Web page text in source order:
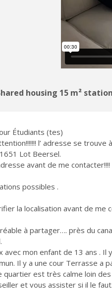
housing 15 m²
Étudiants (tes)
l’ adresse se trouve
Lot Beersel.
avant de me contacter!!!!
possibles .
la localisation avant de me
à partager…. près du
avec mon enfant de 13 ans . Il
Il y a une cour Terrasse a
quartier est très calme loin
et vous assister si il le faut.